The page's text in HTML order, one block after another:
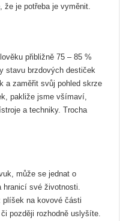
že je potřeba je vyměnit.
přibližně 75 – 85 %
stavu brzdových destiček
a zaměřit svůj pohled skrze
pakliže jsme všímaví,
a techniky. Trocha
může se jednat o
hranicí své životnosti.
plíšek na kovové části
později rozhodně uslyšíte.